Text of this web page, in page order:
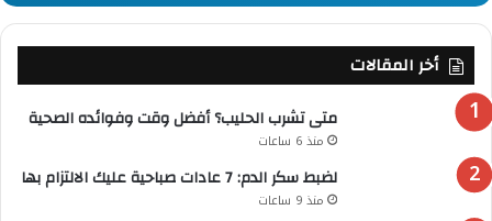
أخر المقالات
متى تشرب الحليب؟ أفضل وقت وفوائده الصحية
منذ 6 ساعات
لضبط سكر الدم: 7 عادات صباحية عليك الالتزام بها
منذ 9 ساعات